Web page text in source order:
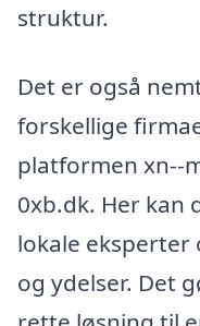
struktur.
Det er også
forskellige
platformen xn--
0xb.dk. Her kan
lokale eksperter
og ydelser. Det